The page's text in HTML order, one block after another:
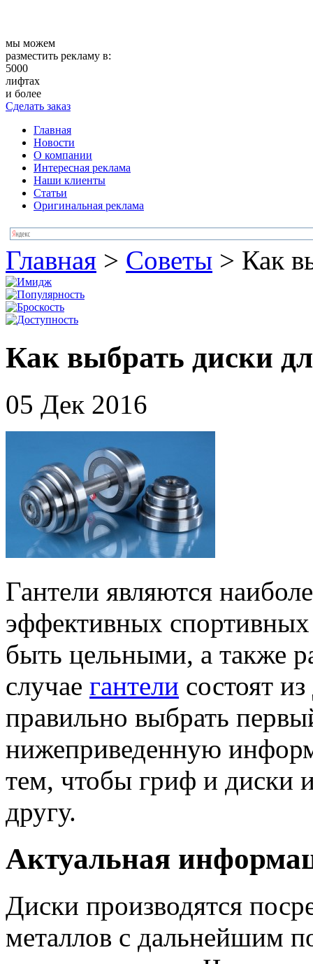
мы можем
разместить рекламу в:
5000
лифтах
и более
Сделать заказ
Главная
Новости
О компании
Интересная реклама
Наши клиенты
Статьи
Оригинальная реклама
Главная > Советы > Как
Как выбрать диски
05 Дек 2016
Гантели являются
эффективных
быть цельными, а также
случае гантели состоят
правильно выбрать
нижеприведенную
тем, чтобы гриф и диски
другу.
Актуальная
Диски производятся
металлов с дальнейшим